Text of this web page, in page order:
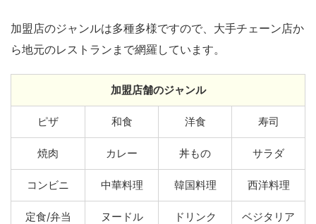
加盟店のジャンルは多種多様ですので、大手チェーン店か
ら地元のレストランまで網羅しています。
加盟店舗のジャンル
ピザ 和食 洋食 寿司
焼肉 カレー 丼もの サラダ
コンビニ 中華料理 韓国料理 西洋料理
定食/弁当 ヌードル ドリンク
ベジタリア